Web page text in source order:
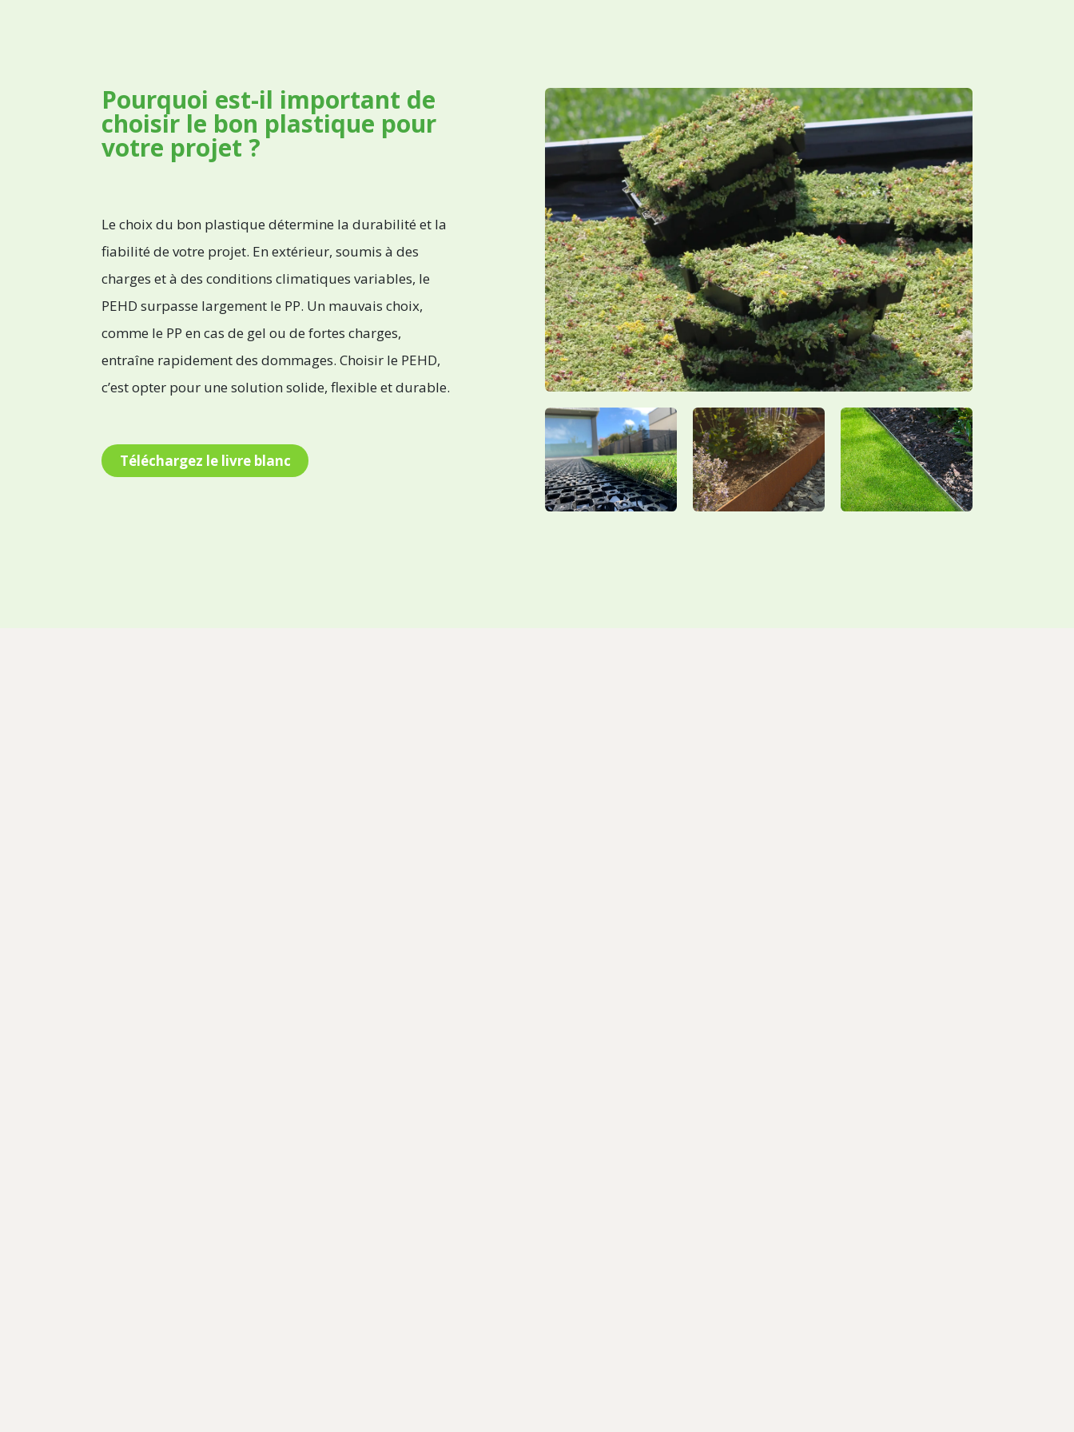
Pourquoi est-il important de
choisir le bon plastique pour
votre projet ?
Le choix du bon plastique détermine la durabilité et la
fiabilité de votre projet. En extérieur, soumis à des
charges et à des conditions climatiques variables, le
PEHD surpasse largement le PP. Un mauvais choix,
comme le PP en cas de gel ou de fortes charges,
entraîne rapidement des dommages. Choisir le PEHD,
c’est opter pour une solution solide, flexible et durable.
Téléchargez le livre blanc